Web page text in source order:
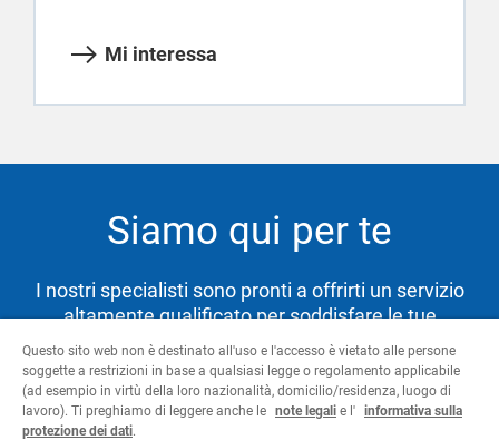
Mi interessa
Siamo qui per te
I nostri specialisti sono pronti a offrirti un servizio
altamente qualificato per soddisfare le tue
necessità e aiutarti a raggiungere i tuoi obiettivi.
Contattaci
Questo sito web non è destinato all'uso e l'accesso è vietato alle persone
soggette a restrizioni in base a qualsiasi legge o regolamento applicabile
(ad esempio in virtù della loro nazionalità, domicilio/residenza, luogo di
lavoro). Ti preghiamo di leggere anche le note legali e l' informativa sulla
protezione dei dati.